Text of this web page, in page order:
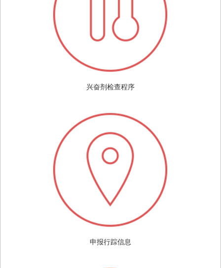
兴奋剂检查程序
申报行踪信息